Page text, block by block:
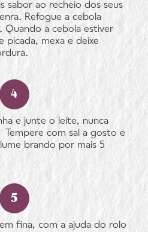
sabor ao recheio dos seus
Refogue a cebola
Quando a cebola estiver
picada, mexa e deixe
e junte o leite, nunca
Tempere com sal a gosto e
brando por mais 5
fina, com a ajuda do rolo